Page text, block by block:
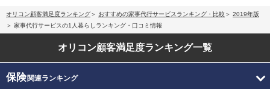
オリコン顧客満足度ランキング おすすめの家事代行サービスランキング・比較
2019年版
家事代行サービスの1人暮らしランキング・口コミ情報
オリコン顧客満足度ランキング一覧
保険関連ランキング